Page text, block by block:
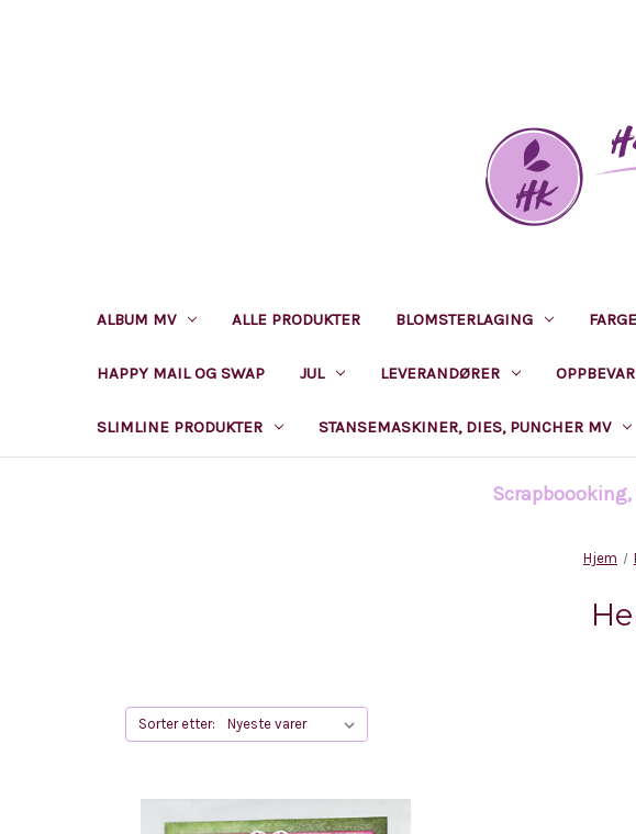
ALBUM MV ALLE PRODUKTER BLOMSTERLAGING
HAPPY MAIL OG SWAP JUL LEVERANDØRER
SLIMLINE PRODUKTER STANSEMASKINER, DIES, PUNCHER MV
Hjem
Sorter etter: